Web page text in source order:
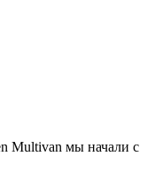
Multivan мы начали с